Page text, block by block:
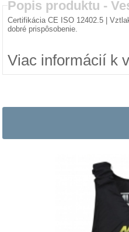
Popis produktu -
Certifikácia CE ISO 12402.5 |
dobré prispôsobenie.
Viac informácií k